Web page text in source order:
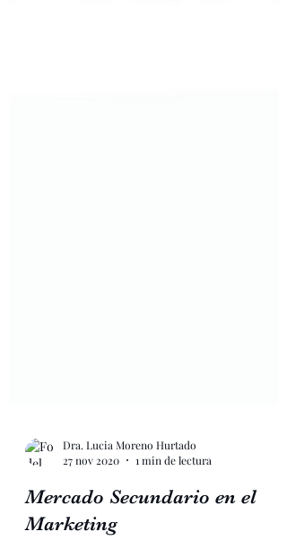
27 nov 2020
1 min de lectura
Mercado Secundario en el